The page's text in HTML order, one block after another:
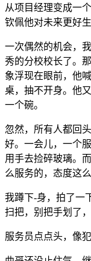
从项目经理变成一
钦佩他对未来更好
一次偶然的机会，
秀的分校校长了。
象浮现在眼前，他
桌，抽不开身。他
一个碗。
忽然，所有人都回
好。一会儿，一个
用手去捡碎玻璃。
么服务的，态度这
我蹲下-身，拍了一
扫把，别把手划了
服务员点点头，像